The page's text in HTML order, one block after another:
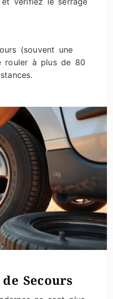
(souvent une
rouler à plus de 80
Secours